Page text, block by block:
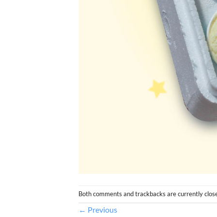
Both comments and trackbacks are currently
← Previous